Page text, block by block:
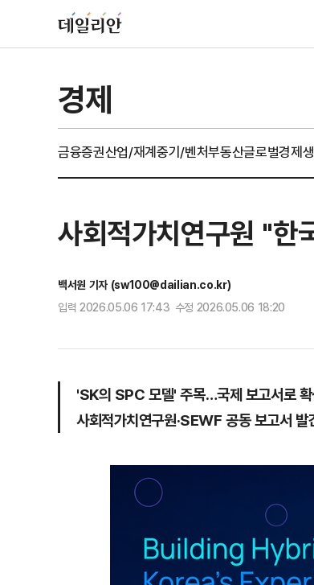
경제
금융증권산업/재계중기/벤처부동산글로벌경제
사회적가치연구원 "한
백서원 기자 (sw100@dailian.co.kr)
입력 2026.05.06 17:43 수정 2026.05.06 18:20
'SK의 SPC 모델' 주목…국제 보고서로
사회적가치연구원·SEWF 공동 보고서 발